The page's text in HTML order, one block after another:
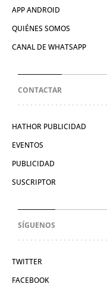
APP ANDROID
QUIÉNES SOMOS
CANAL DE WHATSAPP
CONTACTAR
HATHOR PUBLICIDAD
EVENTOS
PUBLICIDAD
SUSCRIPTOR
SÍGUENOS
TWITTER
FACEBOOK